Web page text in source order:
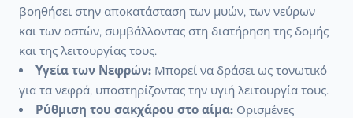
βοηθήσει στην αποκατάσταση των μυών, των νεύρων
και των οστών, συμβάλλοντας στη διατήρηση της δομής
και της λειτουργίας τους.
Υγεία των Νεφρών: Μπορεί να δράσει ως τονωτικό
για τα νεφρά, υποστηρίζοντας την υγιή λειτουργία τους.
Ρύθμιση του σακχάρου στο αίμα: Ορισμένες